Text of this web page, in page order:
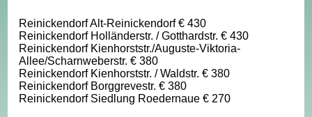
Reinickendorf Alt-Reinickendorf € 430
Reinickendorf Holländerstr. / Gotthardstr. € 430
Reinickendorf Kienhorststr./Auguste-Viktoria-
Allee/Scharnweberstr. € 380
Reinickendorf Kienhorststr. / Waldstr. € 380
Reinickendorf Borggrevestr. € 380
Reinickendorf Siedlung Roedernaue € 270